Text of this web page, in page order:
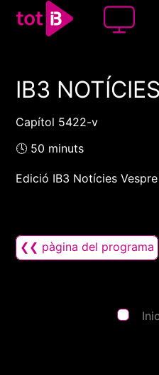
00:00 00:00
IB3
Capítol 5422-v
🕓 50 minuts
Edició IB3 Notícies
❮❮ pàgina del programa